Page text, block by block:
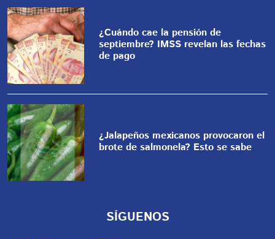
¿Cuándo cae la pensión de
septiembre? IMSS revelan las fechas
de pago
¿Jalapeños mexicanos provocaron el
brote de salmonela? Esto se sabe
SÍGUENOS